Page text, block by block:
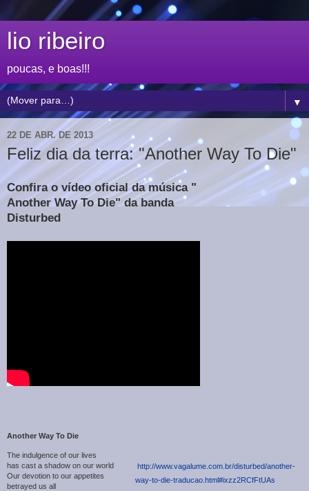
lio ribeiro
poucas, e boas!!!
▼
22 DE ABR. DE 2013
Feliz dia da terra: "Another Way To Die"
Confira o vídeo oficial da música "
Another Way To Die" da banda
Disturbed
Another Way To Die
The indulgence of our lives
has cast a shadow on our world
Our devotion to our appetites
betrayed us all
http://www.vagalume.com.br/disturbed/another-
way-to-die-traducao.html#ixzz2RCfFtUAs